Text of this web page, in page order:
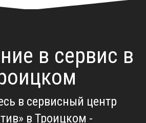
в сервис в
в сервисный центр
в Троицком -